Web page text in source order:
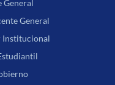
General
General
Institucional